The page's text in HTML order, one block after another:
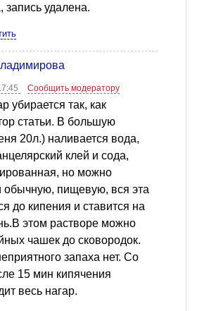
запись удалена.
Сообщить модератору
убирается так, как
статьи. В большую
20л.) наливается вода,
клей и сода,
но можно
обычную, пищевую, вся эта
до кипения и ставится на
этом растворе можно
чашек до сковородок.
запаха нет. Со
15 мин кипячения
весь нагар.